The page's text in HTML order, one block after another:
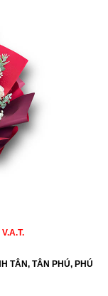
TÂN, TÂN PHÚ, PHÚ